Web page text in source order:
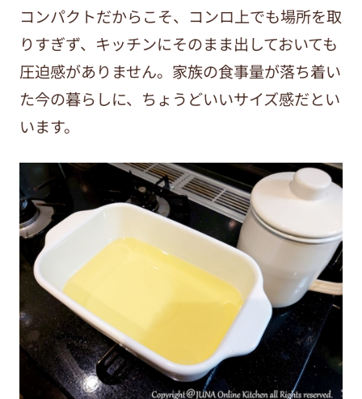
コンパクトだからこそ、コンロ上でも場所を取
りすぎず、キッチンにそのまま出しておいても
圧迫感がありません。家族の食事量が落ち着い
た今の暮らしに、ちょうどいいサイズ感だとい
います。